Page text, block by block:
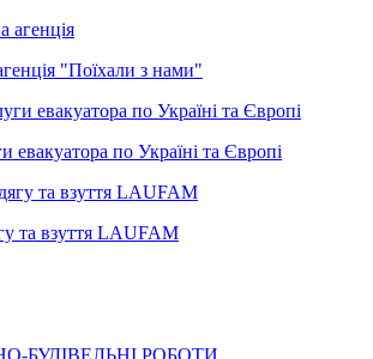
"Поїхали з нами"
евакуатора по Україні та Європі
та взуття LAUFAM